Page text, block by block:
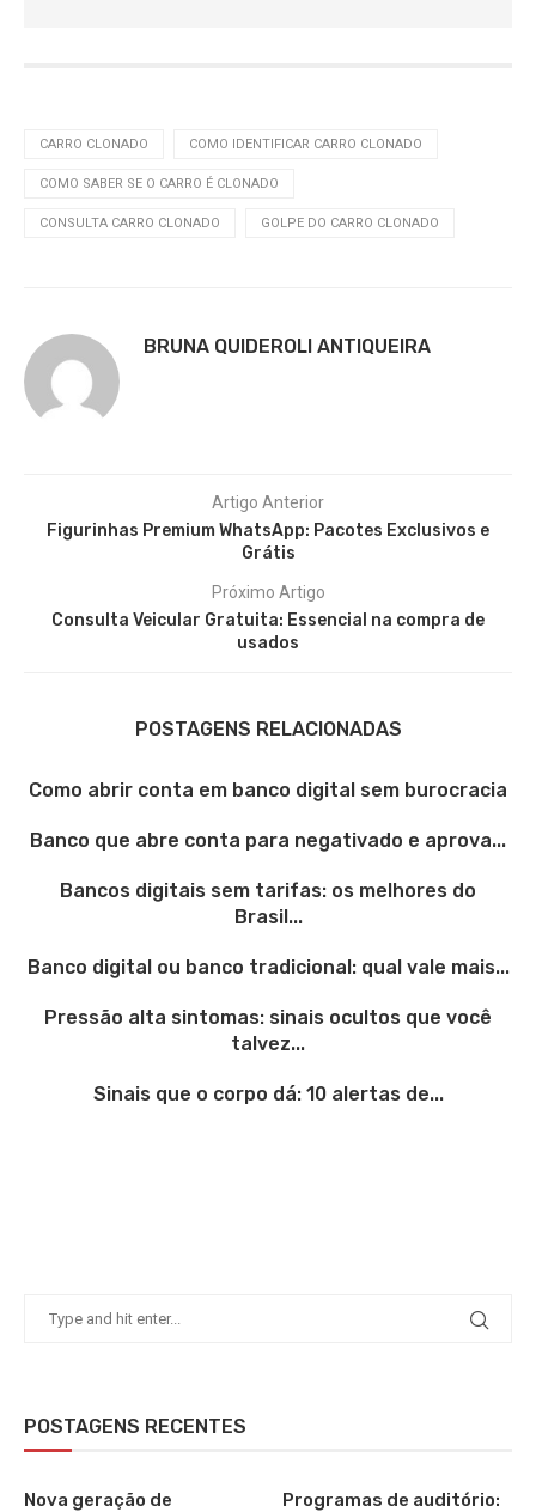
CARRO CLONADO COMO IDENTIFICAR CARRO CLONADO
COMO SABER SE O CARRO É CLONADO
CONSULTA CARRO CLONADO GOLPE DO CARRO CLONADO
BRUNA QUIDEROLI ANTIQUEIRA
Artigo Anterior
Figurinhas Premium WhatsApp: Pacotes Exclusivos e
Grátis
Próximo Artigo
Consulta Veicular Gratuita: Essencial na compra de
usados
POSTAGENS RELACIONADAS
Como abrir conta em banco digital sem burocracia
Banco que abre conta para negativado e aprova...
Bancos digitais sem tarifas: os melhores do
Brasil...
Banco digital ou banco tradicional: qual vale mais...
Pressão alta sintomas: sinais ocultos que você
talvez...
Sinais que o corpo dá: 10 alertas de...
POSTAGENS RECENTES
Nova geração de
Programas de auditório: